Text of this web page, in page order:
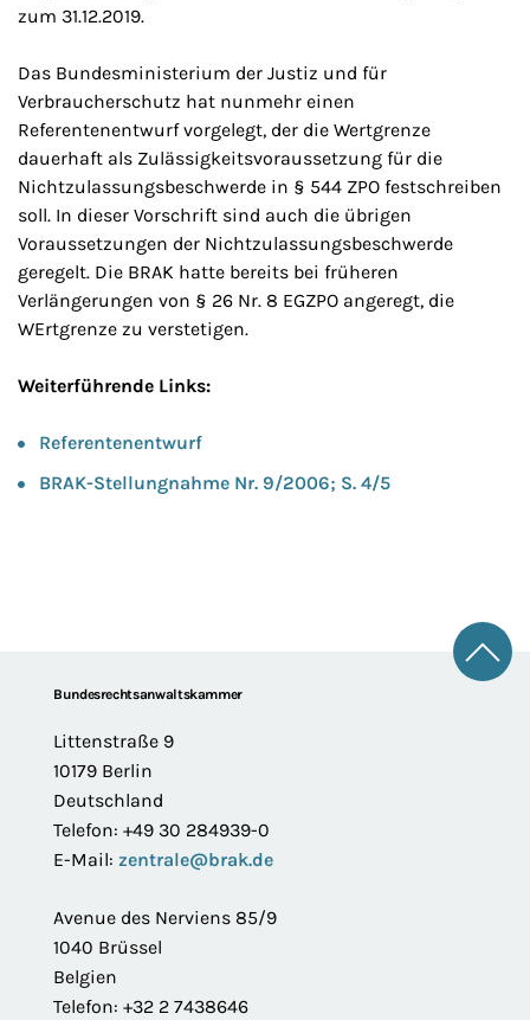
zum 31.12.2019.
Das Bundesministerium der Justiz und für
Verbraucherschutz hat nunmehr einen
Referentenentwurf vorgelegt, der die Wertgrenze
dauerhaft als Zulässigkeitsvoraussetzung für die
Nichtzulassungsbeschwerde in § 544 ZPO festschreiben
soll. In dieser Vorschrift sind auch die übrigen
Voraussetzungen der Nichtzulassungsbeschwerde
geregelt. Die BRAK hatte bereits bei früheren
Verlängerungen von § 26 Nr. 8 EGZPO angeregt, die
WErtgrenze zu verstetigen.
Weiterführende Links:
Referentenentwurf
BRAK-Stellungnahme Nr. 9/2006; S. 4/5
FooterBundesrechtsanwaltskammer
Littenstraße 9
10179 Berlin
Deutschland
Telefon: +49 30 284939-0
E-Mail: zentrale@brak.de
Avenue des Nerviens 85/9
1040 Brüssel
Belgien
Telefon: +32 2 7438646